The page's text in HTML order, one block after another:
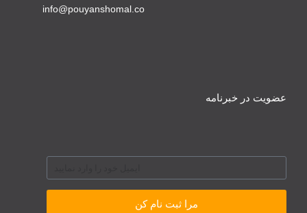
info@pouyanshomal.co
عضویت در خبرنامه
مرا ثبت نام کن